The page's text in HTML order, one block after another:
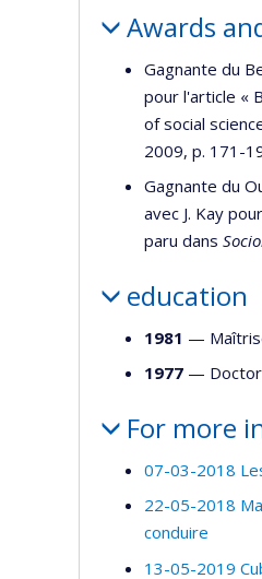
Awards
Gagnante du
pour l'article «
of social
2009, p. 171-
Gagnante du
avec J. Kay
paru dans
education
1981 —
1977 —
For more
07-03-2018
22-05-2018
conduire
13-05-2019